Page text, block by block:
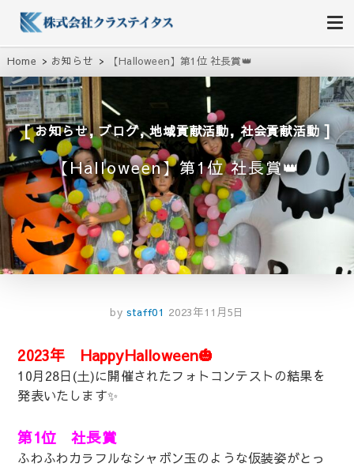
株式会社クラステイタス
地域のコミュニティーを大切にする企業
Home お知らせ 【Halloween】第1位 社長賞👑
お知らせ,ブログ,地域貢献活動, 社会貢献活動
【Halloween】第1位 社長賞👑
by staff01 2023年11月5日
2023年 HappyHalloween🎃
10月28日(土)に開催されたフォトコンテストの結果を
発表いたします✨
第1位 社長賞
ふわふわカラフルなシャボン玉のような仮装姿がとっ